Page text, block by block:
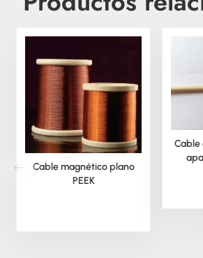
Cable magnético plano
PEEK
Cable